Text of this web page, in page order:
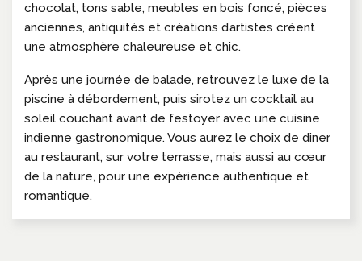
chocolat, tons sable, meubles en bois foncé, pièces
anciennes, antiquités et créations d’artistes créent
une atmosphère chaleureuse et chic.
Après une journée de balade, retrouvez le luxe de la
piscine à débordement, puis sirotez un cocktail au
soleil couchant avant de festoyer avec une cuisine
indienne gastronomique. Vous aurez le choix de diner
au restaurant, sur votre terrasse, mais aussi au cœur
de la nature, pour une expérience authentique et
romantique.